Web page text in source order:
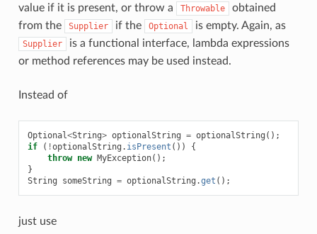
value if it is present, or throw a
Throwable
obtained
from the
Supplier if the Optional is empty. Again, as
Supplier
is a functional interface, lambda expressions
or method references may be used instead.
Instead of
Optional<String> optionalString = optionalString ();
if
( !optionalString . isPresent ())
{
throw new MyException();
}
String
someString = optionalString .get ();
just use